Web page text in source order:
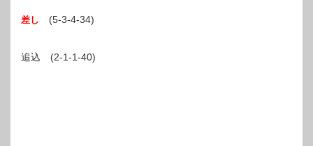
差し (5-3-4-34)
追込 (2-1-1-40)